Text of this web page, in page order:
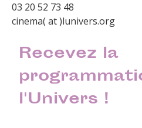
03 20 52 73 48
cinema( at )lunivers.org
Recevez la
l'Univers !